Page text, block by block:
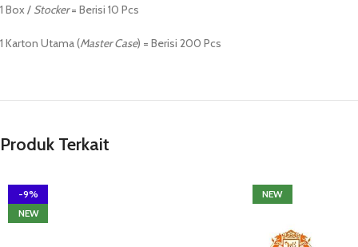
1 Box / Stocker= Berisi 10 Pcs
1 Karton Utama (Master Case) = Berisi 200 Pcs
Produk Terkait
-9%
NEW
NEW